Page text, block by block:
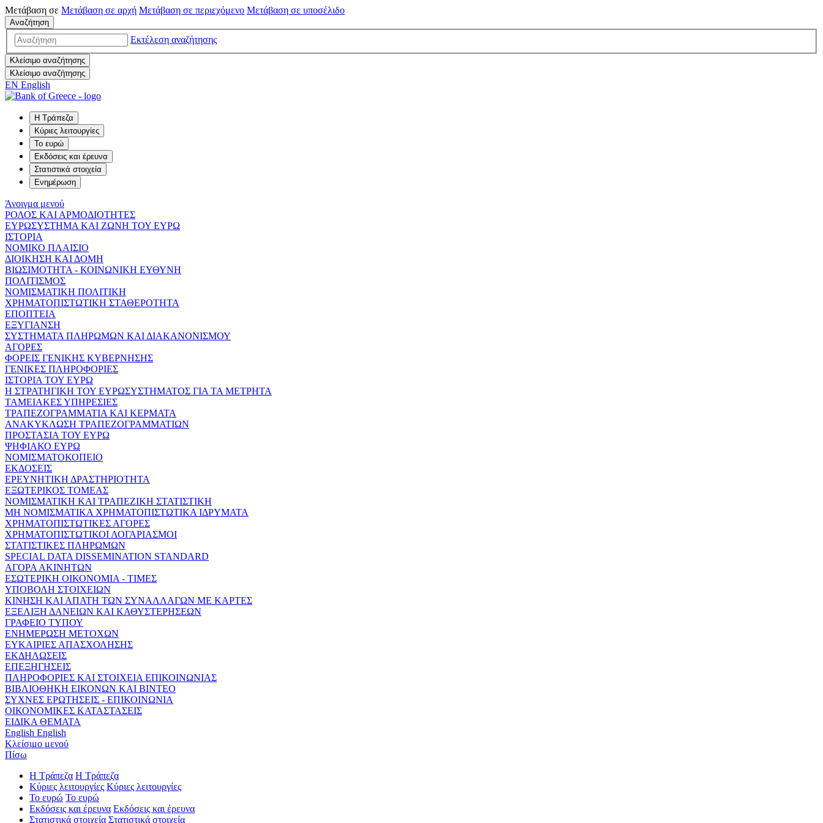
Μετάβαση σε Μετάβαση σε αρχή Μετάβαση σε περιεχόμενο Μετάβαση σε υποσέλιδο
Αναζήτηση
Εκτέλεση αναζήτησης
Κλείσιμο αναζήτησης
Κλείσιμο αναζήτησης
EN English
Η Τράπεζα
Κύριες λειτουργίες
Το ευρώ
Εκδόσεις και έρευνα
Στατιστικά στοιχεία
Ενημέρωση
Άνοιγμα μενού
ΡΟΛΟΣ ΚΑΙ ΑΡΜΟΔΙΟΤΗΤΕΣ
ΕΥΡΩΣΥΣΤΗΜΑ ΚΑΙ ΖΩΝΗ ΤΟΥ ΕΥΡΩ
ΙΣΤΟΡΙΑ
ΝΟΜΙΚΟ ΠΛΑΙΣΙΟ
ΔΙΟΙΚΗΣΗ ΚΑΙ ΔΟΜΗ
ΒΙΩΣΙΜΟΤΗΤΑ - ΚΟΙΝΩΝΙΚΗ ΕΥΘΥΝΗ
ΠΟΛΙΤΙΣΜΟΣ
ΝΟΜΙΣΜΑΤΙΚΗ ΠΟΛΙΤΙΚΗ
ΧΡΗΜΑΤΟΠΙΣΤΩΤΙΚΗ ΣΤΑΘΕΡΟΤΗΤΑ
ΕΠΟΠΤΕΙΑ
ΕΞΥΓΙΑΝΣΗ
ΣΥΣΤΗΜΑΤΑ ΠΛΗΡΩΜΩΝ ΚΑΙ ΔΙΑΚΑΝΟΝΙΣΜΟΥ
ΑΓΟΡΕΣ
ΦΟΡΕΙΣ ΓΕΝΙΚΗΣ ΚΥΒΕΡΝΗΣΗΣ
ΓΕΝΙΚΕΣ ΠΛΗΡΟΦΟΡΙΕΣ
ΙΣΤΟΡΙΑ ΤΟΥ ΕΥΡΩ
Η ΣΤΡΑΤΗΓΙΚΗ ΤΟΥ ΕΥΡΩΣΥΣΤΗΜΑΤΟΣ ΓΙΑ ΤΑ ΜΕΤΡΗΤΑ
ΤΑΜΕΙΑΚΕΣ ΥΠΗΡΕΣΙΕΣ
ΤΡΑΠΕΖΟΓΡΑΜΜΑΤΙΑ ΚΑΙ ΚΕΡΜΑΤΑ
ΑΝΑΚΥΚΛΩΣΗ ΤΡΑΠΕΖΟΓΡΑΜΜΑΤΙΩΝ
ΠΡΟΣΤΑΣΙΑ ΤΟΥ ΕΥΡΩ
ΨΗΦΙΑΚΟ ΕΥΡΩ
ΝΟΜΙΣΜΑΤΟΚΟΠΕΙΟ
ΕΚΔΟΣΕΙΣ
ΕΡΕΥΝΗΤΙΚΗ ΔΡΑΣΤΗΡΙΟΤΗΤΑ
ΕΞΩΤΕΡΙΚΟΣ ΤΟΜΕΑΣ
ΝΟΜΙΣΜΑΤΙΚΗ ΚΑΙ ΤΡΑΠΕΖΙΚΗ ΣΤΑΤΙΣΤΙΚΗ
ΜΗ ΝΟΜΙΣΜΑΤΙΚΑ ΧΡΗΜΑΤΟΠΙΣΤΩΤΙΚΑ ΙΔΡΥΜΑΤΑ
ΧΡΗΜΑΤΟΠΙΣΤΩΤΙΚΕΣ ΑΓΟΡΕΣ
ΧΡΗΜΑΤΟΠΙΣΤΩΤΙΚΟΙ ΛΟΓΑΡΙΑΣΜΟΙ
ΣΤΑΤΙΣΤΙΚΕΣ ΠΛΗΡΩΜΩΝ
SPECIAL DATA DISSEMINATION STANDARD
ΑΓΟΡΑ ΑΚΙΝΗΤΩΝ
ΕΣΩΤΕΡΙΚΗ ΟΙΚΟΝΟΜΙΑ - ΤΙΜΕΣ
ΥΠΟΒΟΛΗ ΣΤΟΙΧΕΙΩΝ
ΚΙΝΗΣΗ ΚΑΙ ΑΠΑΤΗ ΤΩΝ ΣΥΝΑΛΛΑΓΩΝ ΜΕ ΚΑΡΤΕΣ
ΕΞΕΛΙΞΗ ΔΑΝΕΙΩΝ ΚΑΙ ΚΑΘΥΣΤΕΡΗΣΕΩΝ
ΓΡΑΦΕΙΟ ΤΥΠΟΥ
ΕΝΗΜΕΡΩΣΗ ΜΕΤΟΧΩΝ
ΕΥΚΑΙΡΙΕΣ ΑΠΑΣΧΟΛΗΣΗΣ
ΕΚΔΗΛΩΣΕΙΣ
ΕΠΕΞΗΓΗΣΕΙΣ
ΠΛΗΡΟΦΟΡΙΕΣ ΚΑΙ ΣΤΟΙΧΕΙΑ ΕΠΙΚΟΙΝΩΝΙΑΣ
ΒΙΒΛΙΟΘΗΚΗ ΕΙΚΟΝΩΝ ΚΑΙ ΒΙΝΤΕΟ
ΣΥΧΝΕΣ ΕΡΩΤΗΣΕΙΣ - ΕΠΙΚΟΙΝΩΝΙΑ
ΟΙΚΟΝΟΜΙΚΕΣ ΚΑΤΑΣΤΑΣΕΙΣ
ΕΙΔΙΚΑ ΘΕΜΑΤΑ
English English
Κλείσιμο μενού
Πίσω
Η Τράπεζα Η Τράπεζα
Κύριες λειτουργίες Κύριες λειτουργίες
Το ευρώ Το ευρώ
Εκδόσεις και έρευνα Εκδόσεις και έρευνα
Στατιστικά στοιχεία Στατιστικά στοιχεία